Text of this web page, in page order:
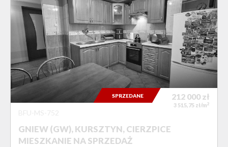
GNIEW (GW), KURSZTYN, CIERZPICE
MIESZKANIE NA SPRZEDAŻ
212 000 zł
3 515,75 zł/m2
SPRZEDANE